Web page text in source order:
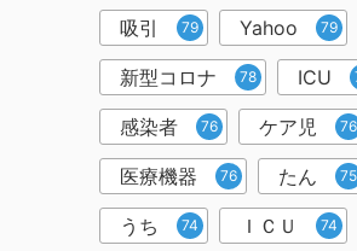
吸引 79 Yahoo 79
新型コロナ 78 ICU
感染者 76 ケア児 76
医療機器 76 たん 75
うち 74 ＩＣＵ 74